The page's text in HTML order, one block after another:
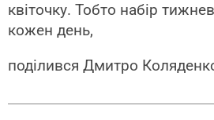
квіточку. Тобто набір
кожен день,
поділився Дмитро